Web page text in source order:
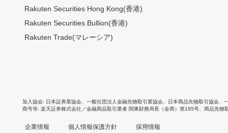
Rakuten Securities Hong Kong(香港)
Rakuten Securities Bullion(香港)
Rakuten Trade(マレーシア)
加入協会 日本証券業協会 一般社団法人金融先物取引業協会 日本商品先物取引協会
商号等 楽天証券株式会社／金融商品取引業者 関東財務局長（金商）第195号、商品先物
企業情報 個人情報保護方針 採用情報